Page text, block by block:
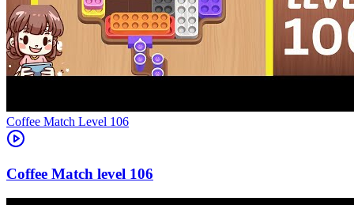
Level 106
106